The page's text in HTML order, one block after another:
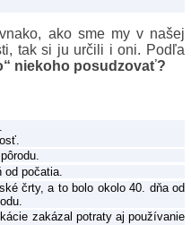
ako sme my v našej
tak si ju určili i oni. Podľa
niekoho posudzovať?
od počatia.
črty, a to bolo okolo 40. dňa od
zakázal potraty aj používanie